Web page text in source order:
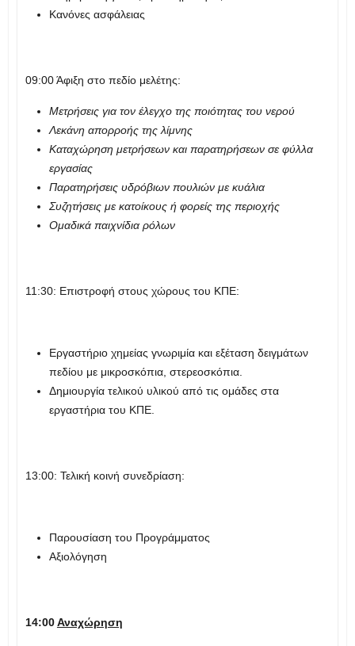
Κανόνες ασφάλειας
09:00 Άφιξη στο πεδίο μελέτης:
Μετρήσεις για τον έλεγχο της ποιότητας του νερού
Λεκάνη απορροής της λίμνης
Καταχώρηση μετρήσεων και παρατηρήσεων σε φύλλα
εργασίας
Παρατηρήσεις υδρόβιων πουλιών με κυάλια
Συζητήσεις με κατοίκους ή φορείς της περιοχής
Ομαδικά παιχνίδια ρόλων
11:30: Επιστροφή στους χώρους του ΚΠΕ:
Εργαστήριο χημείας γνωριμία και εξέταση δειγμάτων
πεδίου με μικροσκόπια, στερεοσκόπια.
Δημιουργία τελικού υλικού από τις ομάδες στα
εργαστήρια του ΚΠΕ.
13:00: Τελική κοινή συνεδρίαση:
Παρουσίαση του Προγράμματος
Αξιολόγηση
14:00Αναχώρηση